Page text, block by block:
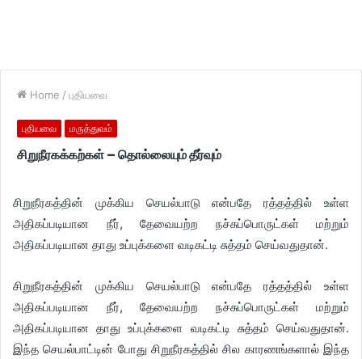
Home / புதியவை
புதியவை மருத்துவம்
சிறுநீரகக்கற்கள் – தொல்லையும் தீர்வும்
சிறுநீரகத்தின் முக்கிய செயல்பாடு என்பதே ரத்தத்தில் உள்ள
அதிகப்படியான நீர், தேவையற்ற நச்சுப்பொருட்கள் மற்றும்
அதிகப்படியான தாது உப்புக்களை வடிகட்டி சுத்தம் செய்வதுதான்.
சிறுநீரகத்தின் முக்கிய செயல்பாடு என்பதே ரத்தத்தில் உள்ள
அதிகப்படியான நீர், தேவையற்ற நச்சுப்பொருட்கள் மற்றும்
அதிகப்படியான தாது உப்புக்களை வடிகட்டி சுத்தம் செய்வதுதான்.
இந்த செயல்பாட்டின் போது சிறுநீரகத்தில் சில காரணங்களால் இந்த